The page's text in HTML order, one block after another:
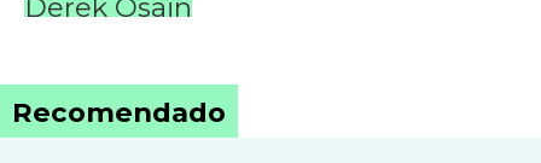
Derek Osain
Recomendado